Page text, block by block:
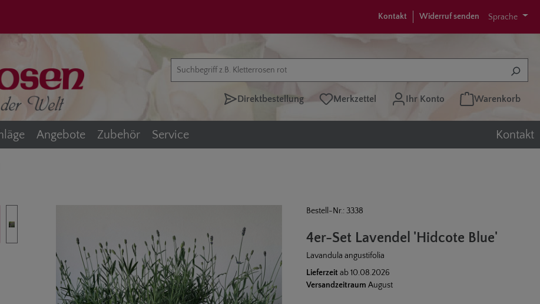
Kontakt Widerruf senden Sprache
Direktbestellung Merkzettel Ihr Konto Warenkorb
Angebote Zubehör Service Kontakt
Bestell-Nr.: 3338
4er-Set Lavendel 'Hidcote Blue'
Lavandula angustifolia
Lieferzeit ab10.08.2026
Versandzeitraum August
Jetzt zum Newsletter anmelden!
Abonnieren Sie jetzt unseren kostenlosen Newsletter und verpassen Sie
keine Aktionen und Neuigkeiten mehr.